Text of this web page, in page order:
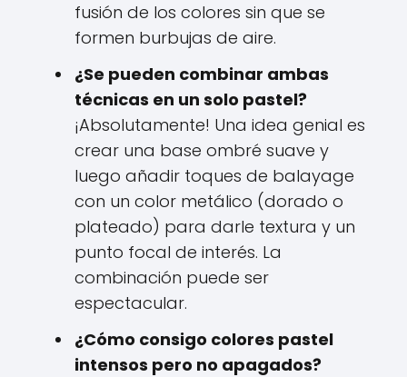
fusión de los colores sin que se
formen burbujas de aire.
¿Se pueden combinar ambas
técnicas en un solo pastel?
¡Absolutamente! Una idea genial es
crear una base ombré suave y
luego añadir toques de balayage
con un color metálico (dorado o
plateado) para darle textura y un
punto focal de interés. La
combinación puede ser
espectacular.
¿Cómo consigo colores pastel
intensos pero no apagados?